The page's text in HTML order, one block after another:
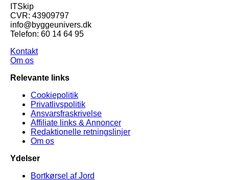
ITSkip
CVR: 43909797
info@byggeunivers.dk
Telefon: 60 14 64 95
Kontakt
Om os
Relevante links
Cookiepolitik
Privatlivspolitik
Ansvarsfraskrivelse
Affiliate links & Annoncer
Redaktionelle retningslinjer
Om os
Ydelser
Bortkørsel af Jord